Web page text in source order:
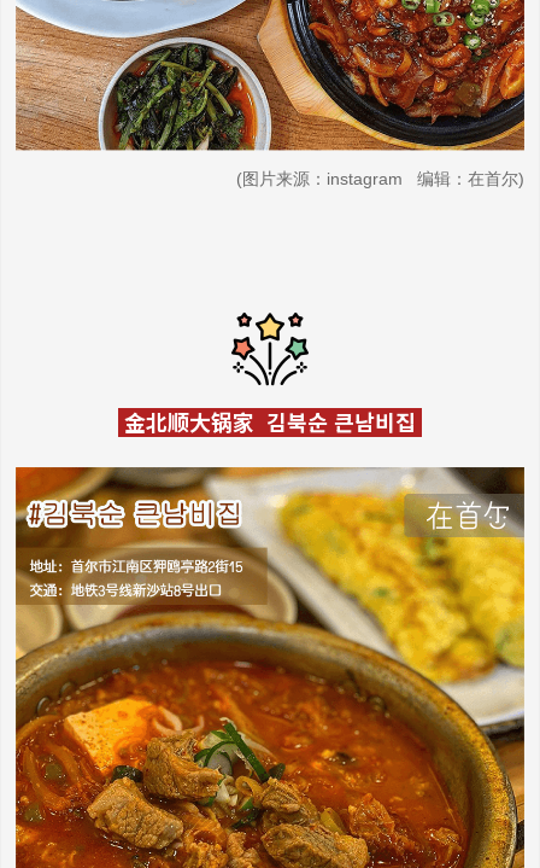
(图片来源：instagram 编辑：在首尔)
金北顺大锅家 김북순 큰남비집